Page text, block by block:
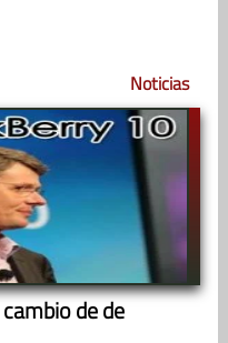
Noticias
de de